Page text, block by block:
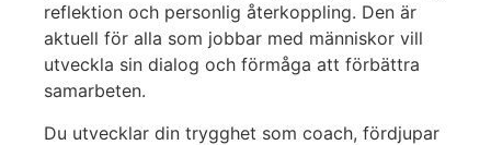
reflektion och personlig återkoppling. Den är
aktuell för alla som jobbar med människor vill
utveckla sin dialog och förmåga att förbättra
samarbeten.
Du utvecklar din trygghet som coach, fördjupar